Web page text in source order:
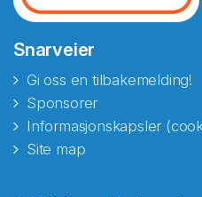
Snarveier
Gi oss en tilbakemelding!
Sponsorer
Informasjonskapsler
Site map